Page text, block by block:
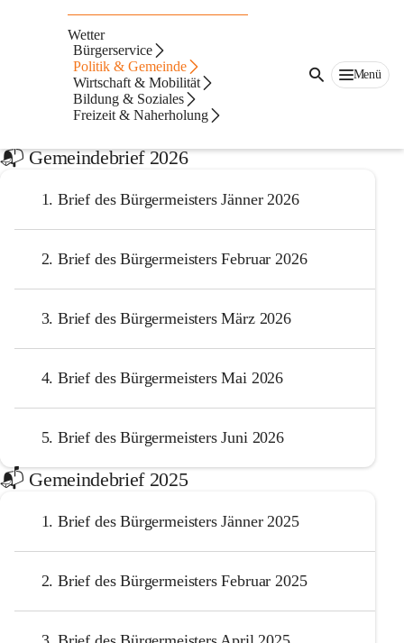
Wetter
Bürgerservice
Politik & Gemeinde
Wirtschaft & Mobilität
Bildung & Soziales
Freizeit & Naherholung
Menü
Brief des
Bürgermeisters
📬️ Gemeindebrief 2026
1. Brief des Bürgermeisters Jänner 2026
2. Brief des Bürgermeisters Februar 2026
3. Brief des Bürgermeisters März 2026
4. Brief des Bürgermeisters Mai 2026
5. Brief des Bürgermeisters Juni 2026
📬️ Gemeindebrief 2025
1. Brief des Bürgermeisters Jänner 2025
2. Brief des Bürgermeisters Februar 2025